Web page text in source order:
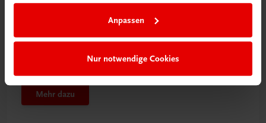
Anpassen
Nur notwendige Cookies
Klassenzimmer“
Mehr dazu